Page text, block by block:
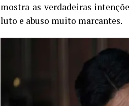
mostra as verdadeiras
luto e abuso muito marcantes.